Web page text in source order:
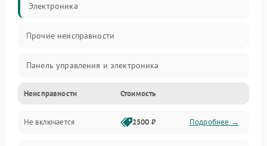
Электроника
Прочие неисправности
Панель управления и электроника
Дверца и корпус
Механика и внутренние элементы
Неисправности Стоимость
Не включается 2500 ₽ Подробнее →